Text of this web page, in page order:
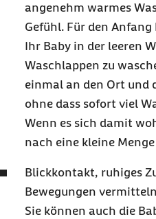
angenehm warmes
Gefühl. Für den
Ihr Baby in der leeren
Waschlappen zu
einmal an den Ort und
ohne dass sofort viel
Wenn es sich damit
nach eine kleine
Blickkontakt, ruhiges
Bewegungen
Sie können auch die